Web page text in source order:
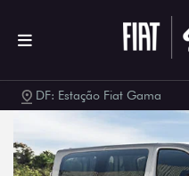
DF: Estação Fiat Gama